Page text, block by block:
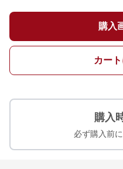
購入
カー
購入
必ず購入前